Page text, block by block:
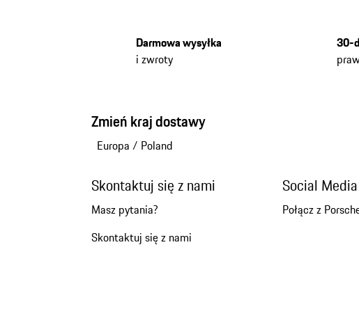
Darmowa wysyłka
i zwroty
30-
Zmień kraj dostawy
Europa / Poland
Skontaktuj się z nami
Masz pytania?
Skontaktuj się z nami
Social Media
Połącz z